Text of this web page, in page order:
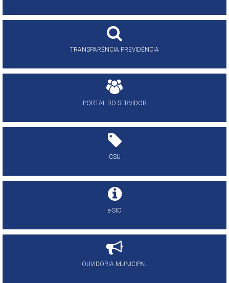
TRANSPARÊNCIA PREVIDÊNCIA
PORTAL DO SERVIDOR
CSU
e-SIC
OUVIDORIA MUNICIPAL